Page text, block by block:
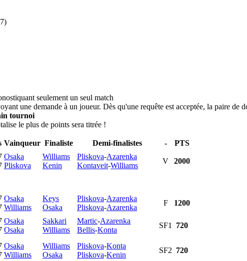
seulement un seul match
une demande à un joueur. Dès qu'une requête est acceptée, la paire de
tournoi
le plus de points sera titrée !
Vainqueur Finaliste Demi-finalistes - PTS
Osaka
Pliskova
Williams
Kenin
Pliskova-Azarenka
Kontaveit-Williams
V 2000
Osaka
Williams
Keys
Osaka
Pliskova-Azarenka
Pliskova-Azarenka
F 1200
Osaka
Osaka
Sakkari
Williams
Martic-Azarenka
Bellis-Konta
SF1 720
Osaka
Williams
Williams
Osaka
Pliskova-Konta
Pliskova-Kenin
SF2 720